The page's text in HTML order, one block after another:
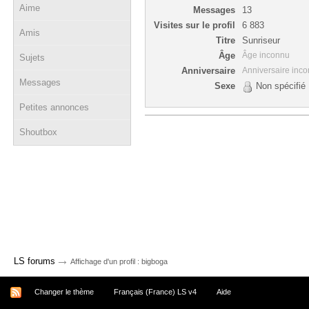
Aime
Amis
Sujets
Messages
Petites annonces
Shoutbox
Messages
13
Visites sur le profil
6 883
Titre
Sunriseur
Âge
Âge inconnu
Anniversaire Anniversaire
Sexe Non spécifié
LS forums → Affichage d'un profil : bigboga
Changer le thème Français (France) LS v4 Aide